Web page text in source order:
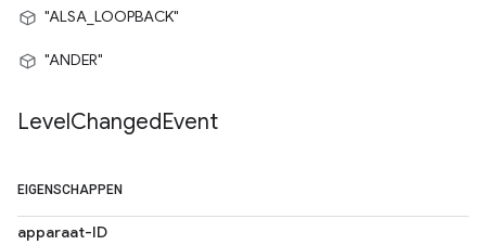
"ALSA_LOOPBACK"
"ANDER"
LevelChangedEvent
EIGENSCHAPPEN
apparaat-ID